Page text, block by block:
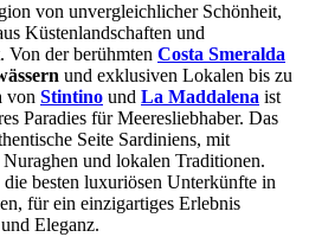
von unvergleichlicher Schönheit,
Küstenlandschaften und
Von der berühmten Costa Smeralda
und exklusiven Lokalen bis zu
von Stintino und La Maddalena ist
Paradies für Meeresliebhaber. Das
Seite Sardiniens, mit
und lokalen Traditionen.
die besten luxuriösen Unterkünfte in
für ein einzigartiges Erlebnis
Eleganz.